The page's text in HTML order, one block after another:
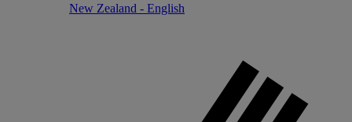
New Zealand - English